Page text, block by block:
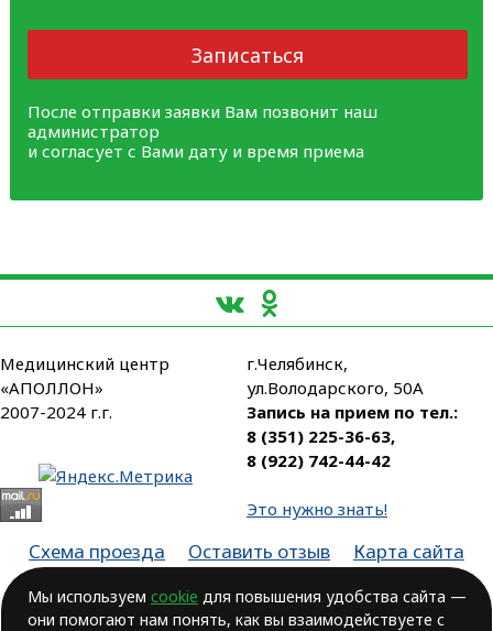
Записаться
После отправки заявки Вам позвонит наш
администратор
и согласует с Вами дату и время приема
Медицинский центр
«АПОЛЛОН»
2007-2024 г.г.
г.Челябинск,
ул.Володарского, 50А
Запись на прием по тел.:
8 (351) 225-36-63,
8 (922) 742-44-42
Это нужно знать!
Схема проезда Оставить отзыв
Карта сайта
Лицензия № ЛО-74-01-003806, от 14.10.2016, выдана Министерством
Мы используем cookie для повышения удобства сайта —
они помогают нам понять, как вы взаимодействуете с